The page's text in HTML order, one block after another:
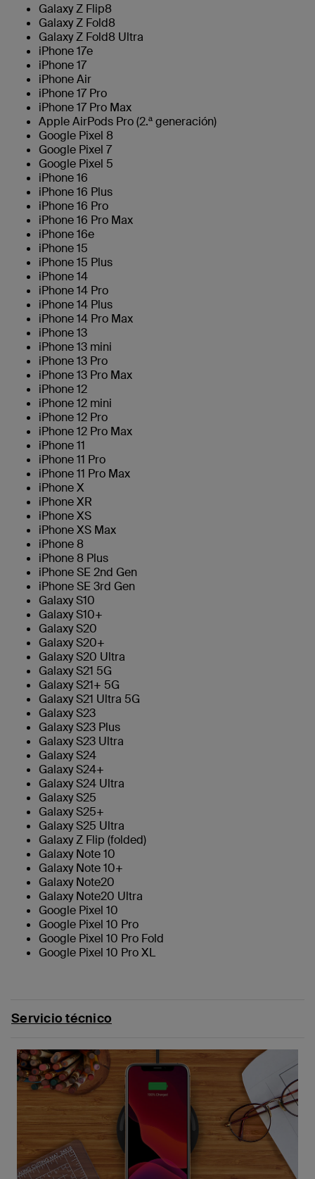
Galaxy Z Flip8
Galaxy Z Fold8
Galaxy Z Fold8 Ultra
iPhone 17e
iPhone 17
iPhone Air
iPhone 17 Pro
iPhone 17 Pro Max
Apple AirPods Pro (2.ª generación)
Google Pixel 8
Google Pixel 7
Google Pixel 5
iPhone 16
iPhone 16 Plus
iPhone 16 Pro
iPhone 16 Pro Max
iPhone 16e
iPhone 15
iPhone 15 Plus
iPhone 14
iPhone 14 Pro
iPhone 14 Plus
iPhone 14 Pro Max
iPhone 13
iPhone 13 mini
iPhone 13 Pro
iPhone 13 Pro Max
iPhone 12
iPhone 12 mini
iPhone 12 Pro
iPhone 12 Pro Max
iPhone 11
iPhone 11 Pro
iPhone 11 Pro Max
iPhone X
iPhone XR
iPhone XS
iPhone XS Max
iPhone 8
iPhone 8 Plus
iPhone SE 2nd Gen
iPhone SE 3rd Gen
Galaxy S10
Galaxy S10+
Galaxy S20
Galaxy S20+
Galaxy S20 Ultra
Galaxy S21 5G
Galaxy S21+ 5G
Galaxy S21 Ultra 5G
Galaxy S23
Galaxy S23 Plus
Galaxy S23 Ultra
Galaxy S24
Galaxy S24+
Galaxy S24 Ultra
Galaxy S25
Galaxy S25+
Galaxy S25 Ultra
Galaxy Z Flip (folded)
Galaxy Note 10
Galaxy Note 10+
Galaxy Note20
Galaxy Note20 Ultra
Google Pixel 10
Google Pixel 10 Pro
Google Pixel 10 Pro Fold
Google Pixel 10 Pro XL
Servicio técnico